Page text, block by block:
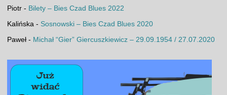
Piotr- Bilety – Bies Czad Blues 2022
Kalińska - Sosnowski – Bies Czad Blues 2020
Paweł- Michał “Gier” Giercuszkiewicz – 29.09.1954 / 27.07.2020